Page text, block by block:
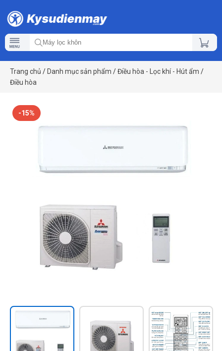
Trang chủ / Danh mục sản phẩm /Điều hòa - Lọc khí - Hút ẩm /
Điều hòa
-15%